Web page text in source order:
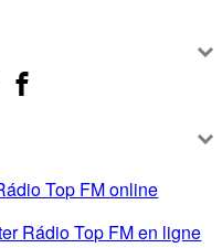
Top FM online
Rádio Top FM en ligne